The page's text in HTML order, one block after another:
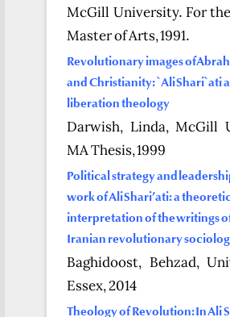
McGill University. For
Master of Arts, 1991.
Revolutionary images of
and Christianity: `Ali Shari`ati
liberation theology
Darwish, Linda, McGill
MA Thesis, 1999
Political strategy and
work of Ali Shari’ati: a
interpretation of the writings
Iranian revolutionary
Baghidoost, Behzad,
Essex, 2014